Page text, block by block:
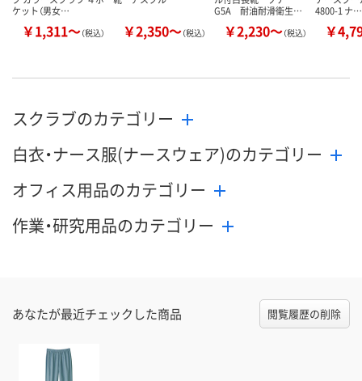
ケット（男女…
￥1,311～（税込） ￥2,350～（税込）
G5A 耐油耐滑衛生…
￥2,230～（税込）
4800-1 ナ…
￥
スクラブのカテゴリー
白衣・ナース服(ナースウェア)のカテゴリー
オフィス用品のカテゴリー
作業・研究用品のカテゴリー
あなたが最近チェックした商品 閲覧履歴の削除